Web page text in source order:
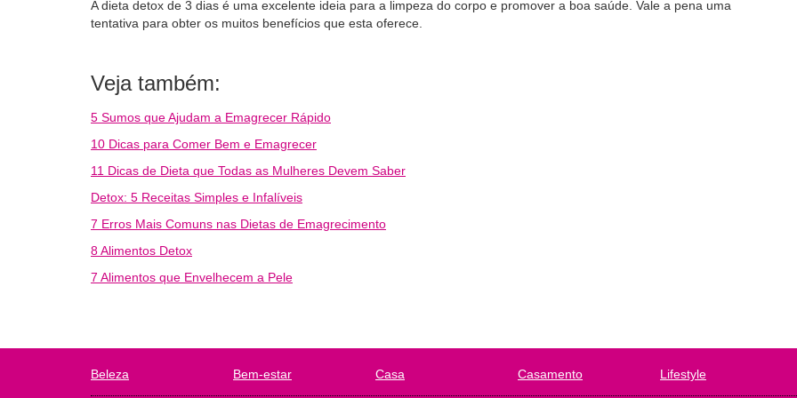
A dieta detox de 3 dias é uma excelente ideia para a limpeza do corpo e promover a boa saúde. Vale a pena uma
tentativa para obter os muitos benefícios que esta oferece.
Veja também:
5 Sumos que Ajudam a Emagrecer Rápido
10 Dicas para Comer Bem e Emagrecer
11 Dicas de Dieta que Todas as Mulheres Devem Saber
Detox: 5 Receitas Simples e Infalíveis
7 Erros Mais Comuns nas Dietas de Emagrecimento
8 Alimentos Detox
7 Alimentos que Envelhecem a Pele
Beleza Bem-estar Casa Casamento Lifestyle